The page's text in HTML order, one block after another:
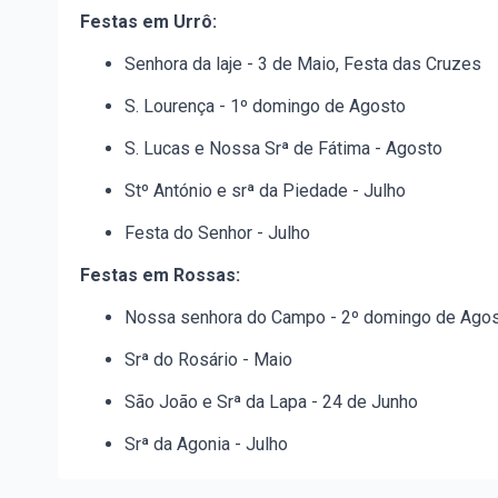
Festas em Urrô:
Senhora da laje - 3 de Maio, Festa das Cruzes
S. Lourença - 1º domingo de Agosto
S. Lucas e Nossa Srª de Fátima - Agosto
Stº António e srª da Piedade - Julho
Festa do Senhor - Julho
Festas em Rossas:
Nossa senhora do Campo - 2º domingo de
Srª do Rosário - Maio
São João e Srª da Lapa - 24 de Junho
Srª da Agonia - Julho